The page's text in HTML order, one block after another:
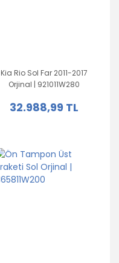
Kia Rio Sol Far 2011-2017
Orjinal | 921011W280
32.988,99 TL